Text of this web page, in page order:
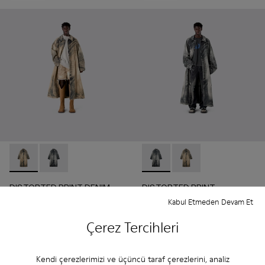
Çerez Tercihleri
Kendi çerezlerimizi ve üçüncü taraf çerezlerini, analiz
Kabul Etmeden Devam Et
DISTORTED PRINT DENIM CAR COAT - AU00095-002 -
DISTORTED PRINT DENIM CAR COAT -
DISTORTED PRINT DENIM
DISTORTED PRINT
DISTORTED
DISTORTED PRINT
DISTRESSED DENIM JEANS